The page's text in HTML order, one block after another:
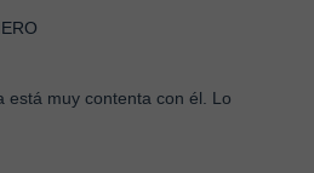
está muy contenta con él. Lo